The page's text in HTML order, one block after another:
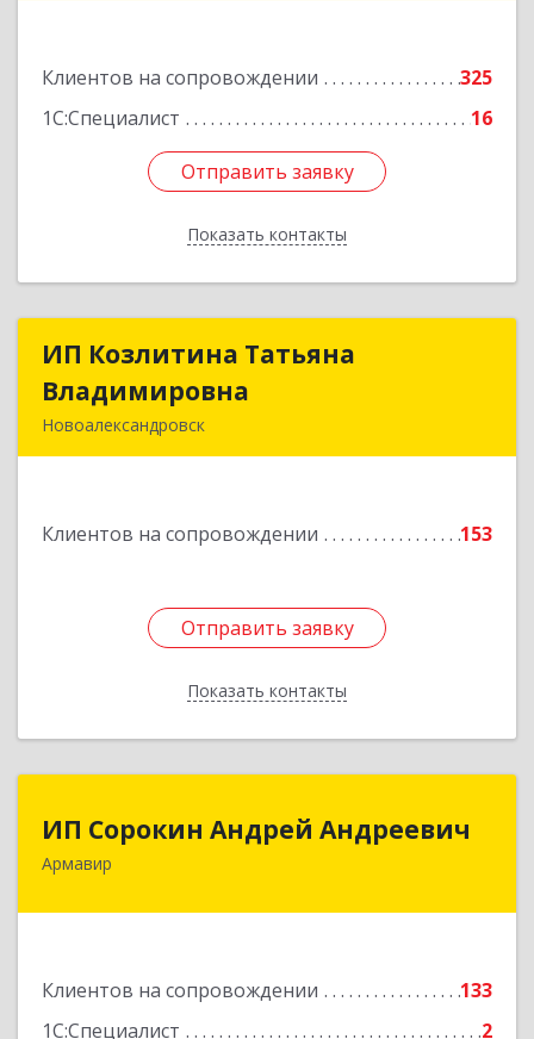
Клиентов на сопровождении
325
1С:Специалист
16
Отправить заявку
Показать контакты
Отправить заявку
Назад
ИП Козлитина Татьяна
Владимировна
Новоалександровск
Клиентов на сопровождении 153
Отправить заявку
Показать контакты
ИП Козлитина Татьяна
Подробнее
Отправить заявку
Назад
ИП Сорокин Андрей Андреевич
Армавир
Клиентов на сопровождении
133
1С:Специалист
2
ИП Сорокин Андрей Андреевич